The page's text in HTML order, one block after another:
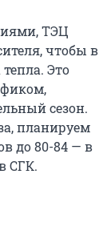
ТЭЦ
чтобы в
Это
сезон.
планируем
до 80-84 — в
СГК.